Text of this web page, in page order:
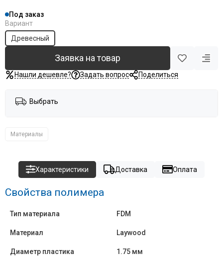
Под заказ
Вариант
Древесный
Заявка на товар
Нашли дешевле? Задать вопрос Поделиться
Выбрать
Материалы
Характеристики Доставка Оплата
Свойства полимера
Тип материала FDM
Материал Laywood
Диаметр пластика 1.75 мм